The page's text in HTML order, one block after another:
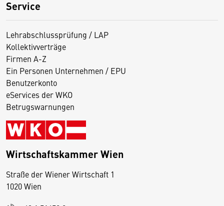
Service
Lehrabschlussprüfung / LAP
Kollektivverträge
Firmen A-Z
Ein Personen Unternehmen / EPU
Benutzerkonto
eServices der WKO
Betrugswarnungen
Wirtschaftskammer Wien
Straße der Wiener Wirtschaft 1
1020 Wien